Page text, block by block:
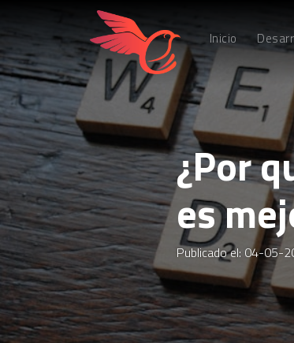
Inicio
¿Por
es
Publicado el: 04-05-